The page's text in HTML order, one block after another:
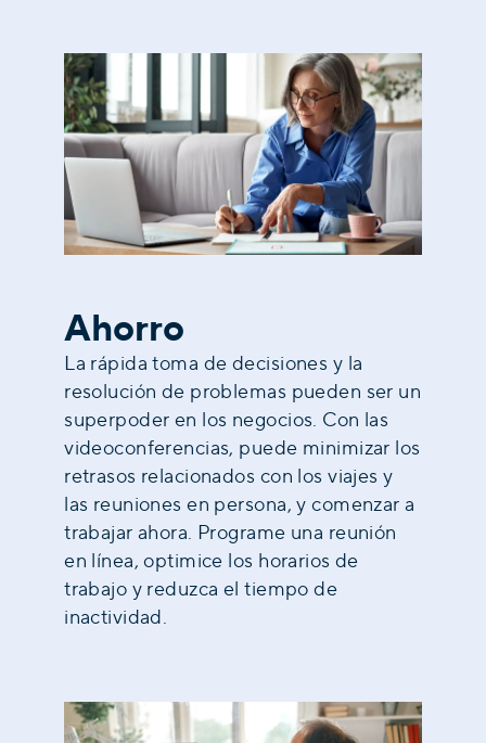
Ahorro
La rápida toma de decisiones y la
resolución de problemas pueden ser un
superpoder en los negocios. Con las
videoconferencias, puede minimizar los
retrasos relacionados con los viajes y
las reuniones en persona, y comenzar a
trabajar ahora. Programe una reunión
en línea, optimice los horarios de
trabajo y reduzca el tiempo de
inactividad.